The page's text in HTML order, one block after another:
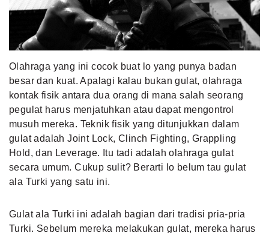
MLDPOINTS
Olahraga yang ini cocok buat lo yang punya badan
besar dan kuat. Apalagi kalau bukan gulat, olahraga
kontak fisik antara dua orang di mana salah seorang
pegulat harus menjatuhkan atau dapat mengontrol
musuh mereka. Teknik fisik yang ditunjukkan dalam
gulat adalah Joint Lock, Clinch Fighting, Grappling
Hold, dan Leverage. Itu tadi adalah olahraga gulat
secara umum. Cukup sulit? Berarti lo belum tau gulat
ala Turki yang satu ini.
Gulat ala Turki ini adalah bagian dari tradisi pria-pria
Turki. Sebelum mereka melakukan gulat, mereka harus